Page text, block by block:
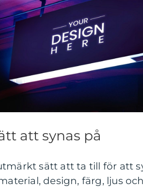
att synas på
sätt att ta till för att
design, färg, ljus